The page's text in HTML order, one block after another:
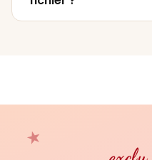
version corrigée par
répond dans l'heure
★